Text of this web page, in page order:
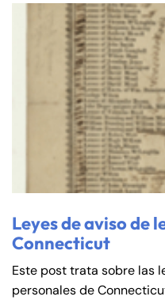
Leyes de aviso de
Connecticut
Este post trata sobre las
personales de